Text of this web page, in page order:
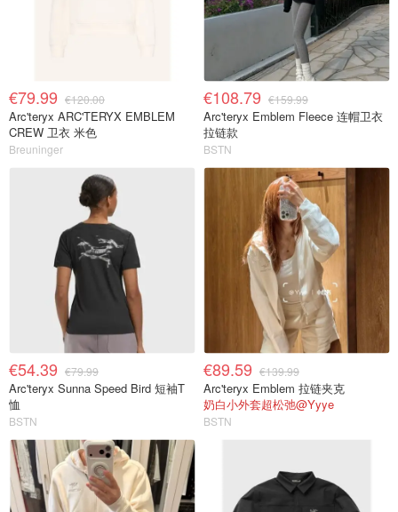
€79.99 €120.00
Arc'teryx ARC'TERYX EMBLEM
CREW 卫衣 米色
Breuninger
€108.79 €159.99
Arc'teryx Emblem Fleece 连帽卫衣
拉链款
BSTN
€54.39 €79.99
Arc'teryx Sunna Speed Bird 短袖T
恤
BSTN
€89.59 €139.99
Arc'teryx Emblem 拉链夹克
奶白小外套超松弛@Yyye
BSTN